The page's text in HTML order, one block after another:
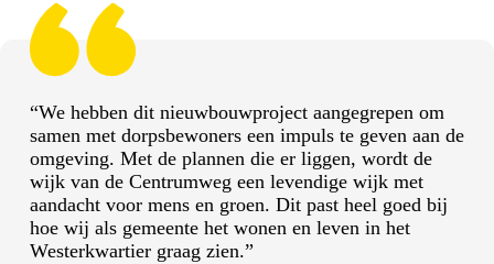
“We hebben dit nieuwbouwproject aangegrepen om
samen met dorpsbewoners een impuls te geven aan de
omgeving. Met de plannen die er liggen, wordt de
wijk van de Centrumweg een levendige wijk met
aandacht voor mens en groen. Dit past heel goed bij
hoe wij als gemeente het wonen en leven in het
Westerkwartier graag zien.”